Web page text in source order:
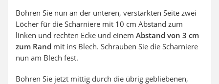
Bohren Sie nun an der unteren, verstärkten Seite zwei
Löcher für die Scharniere mit 10 cm Abstand zum
linken und rechten Ecke und einem Abstand von 3 cm
zum Rand mit ins Blech. Schrauben Sie die Scharniere
nun am Blech fest.
Bohren Sie jetzt mittig durch die übrig gebliebenen,